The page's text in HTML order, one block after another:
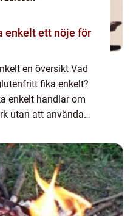
nöje för
en översikt Vad
fika enkelt?
enkelt handlar om
utan att använda
råg och...